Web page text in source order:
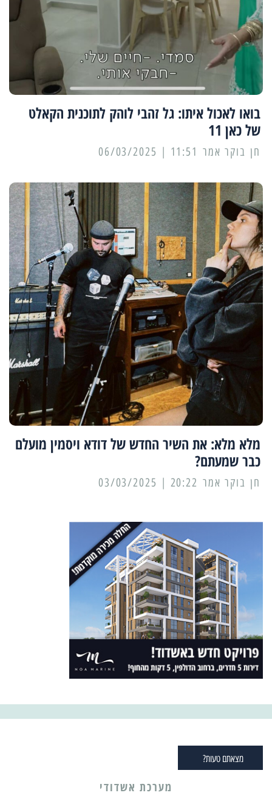
בואו לאכול איתו: גל זהבי לוהק לתוכנית הקאלט
של כאן 11
11:51 | 06/03/2025
מלא מלא: את השיר החדש של דודא ויסמין מועלם
כבר שמעתם?
20:22 | 03/03/2025
מצאתם טעות?
מערכת אשדודי